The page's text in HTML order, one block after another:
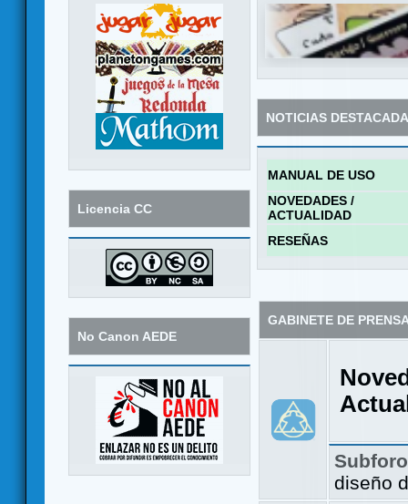
Licencia CC
No Canon AEDE
NOTICIAS
MANUAL DE USO
NOVEDADES /
ACTUALIDAD
RESEÑAS
GABINETE DE
diseño